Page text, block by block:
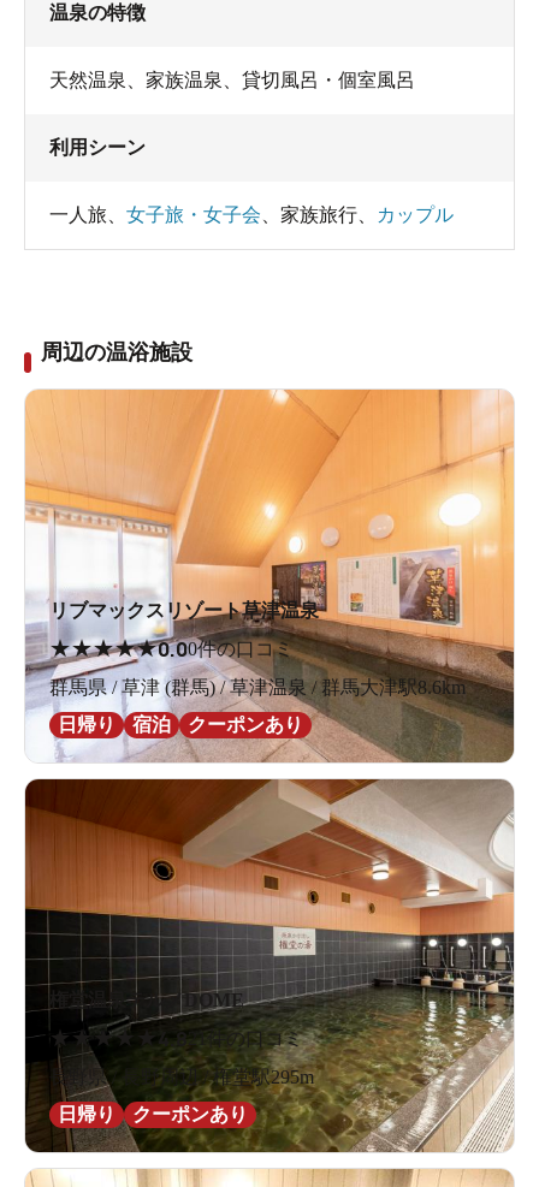
温泉の特徴
天然温泉 家族温泉 貸切風呂・個室風呂
利用シーン
一人旅 女子旅・女子会 家族旅行 カップル
周辺の温浴施設
リブマックスリゾート草津温泉
★★★★★0.00件の口コミ
群馬県 / 草津 (群馬) / 草津温泉 / 群馬大津駅8.6km
日帰り
宿泊 クーポンあり
権堂温泉テルメDOME
★ ★★★ ★ 4.821件の口コミ
長野県 / 長野周辺 / 権堂駅295m
日帰り
クーポンあり